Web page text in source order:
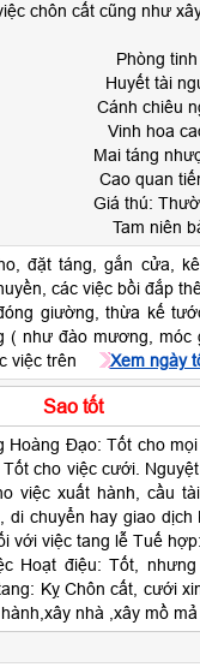
chôn cất cũng như
Phòng
Huyết tài
Cánh chiêu
Vinh hoa
Mai táng
Cao quan
Giá thú:
Tam niên
đặt táng, gắn cửa,
các việc bồi đắp
giường, thừa kế
( như đào mương,
việc trên
Xem ngày
Sao tốt
Hoàng Đạo: Tốt cho
cho việc cưới.
việc xuất hành, cầu tài
di chuyển hay giao dịch
với việc tang lễ Tuế
Hoạt điệu: Tốt,
Kỵ Chôn cất, cưới
nhà ,xây mồ mả